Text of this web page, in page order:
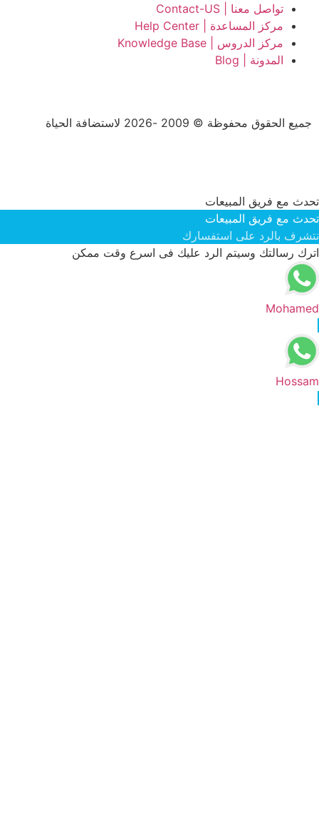
تواصل معنا | Contact-US
مركز المساعدة | Help Center
مركز الدروس | Knowledge Base
المدونة | Blog
جميع الحقوق محفوظة © 2009 -2026 لاستضافة الحياة
تحدث مع فريق المبيعات
تحدث مع فريق المبيعات
نتشرف بالرد على استفسارك
اترك رسالتك وسيتم الرد عليك فى اسرع وقت ممكن
Mohamed
Hossam